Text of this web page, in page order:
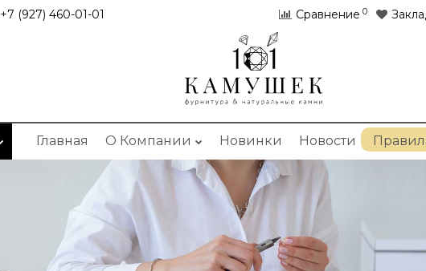
+7 (927) 460-01-01 Сравнение 0
Главная О Компании Новинки Новости